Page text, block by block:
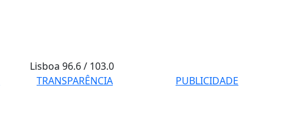
Lisboa96.6 / 103.0
TRANSPARÊNCIA
PUBLICIDADE